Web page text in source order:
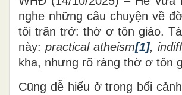
nghe những câu chuyện về
tôi trăn trở: thờ ơ tôn giáo.
này: practical atheism[1],
kha, nhưng rõ ràng thờ ơ tôn
Cũng dễ hiểu ở trong bối